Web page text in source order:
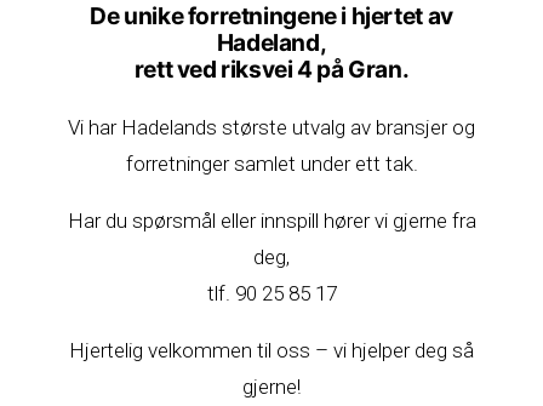
De unike forretningene i hjertet av
Hadeland,
rett ved riksvei 4 på Gran.
Vi har Hadelands største utvalg av bransjer og
forretninger samlet under ett tak.
Har du spørsmål eller innspill hører vi gjerne fra
deg,
tlf. 90 25 85 17
Hjertelig velkommen til oss – vi hjelper deg så
gjerne!